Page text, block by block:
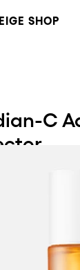
SHOP
C